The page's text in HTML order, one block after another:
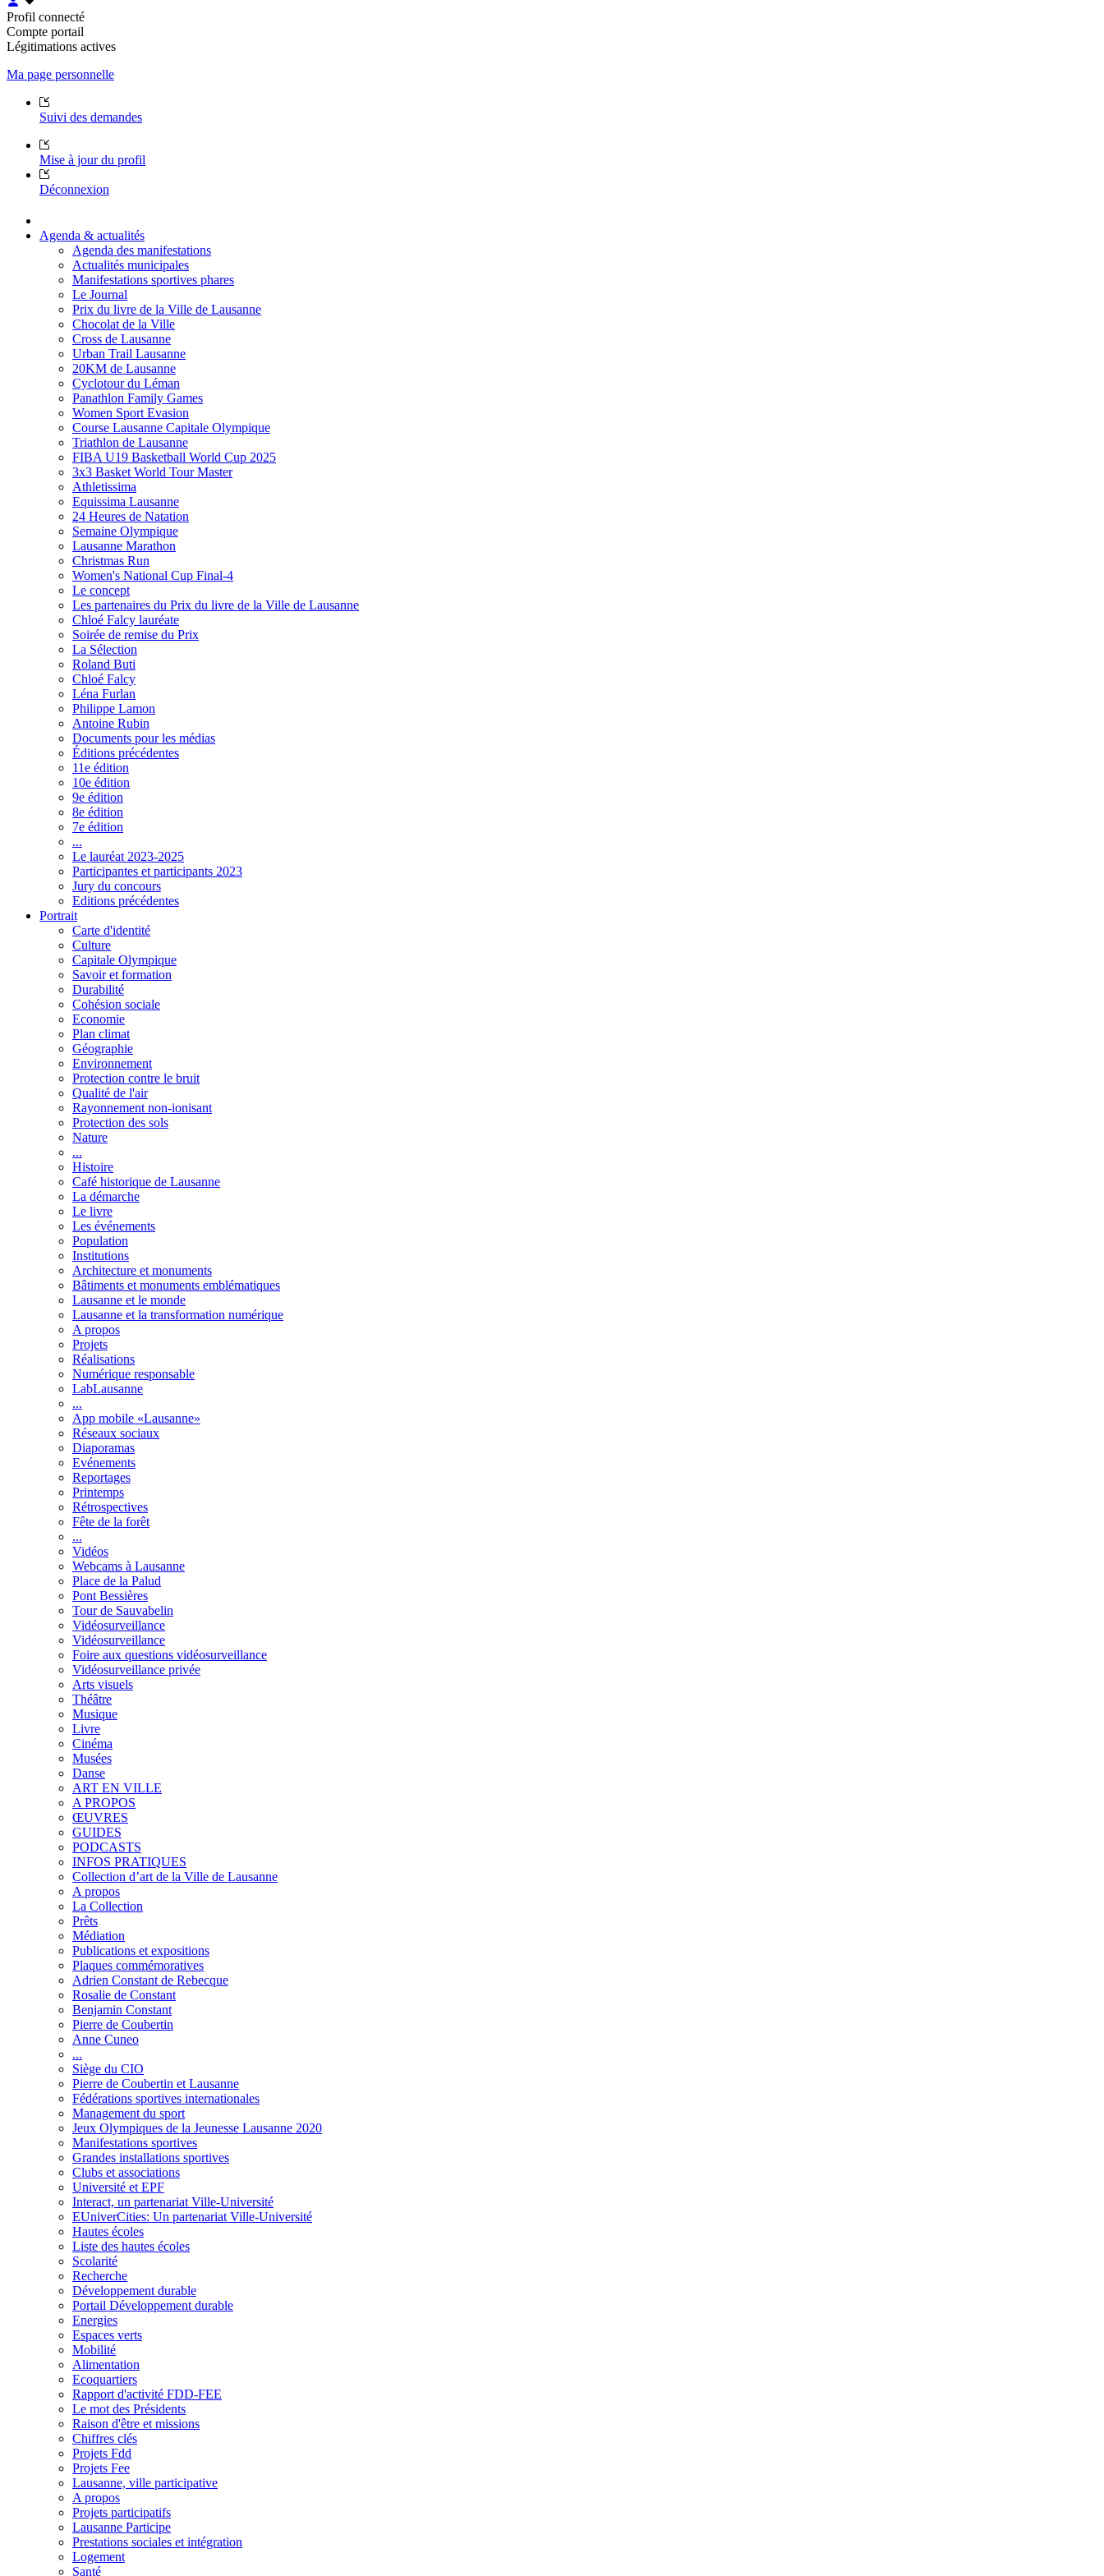
Profil connecté
Compte portail
Légitimations actives
Ma page personnelle
Suivi des demandes
Mise à jour du profil
Déconnexion
Agenda & actualités
Agenda des manifestations
Actualités municipales
Manifestations sportives phares
Le Journal
Prix du livre de la Ville de Lausanne
Chocolat de la Ville
Cross de Lausanne
Urban Trail Lausanne
20KM de Lausanne
Cyclotour du Léman
Panathlon Family Games
Women Sport Evasion
Course Lausanne Capitale Olympique
Triathlon de Lausanne
FIBA U19 Basketball World Cup 2025
3x3 Basket World Tour Master
Athletissima
Equissima Lausanne
24 Heures de Natation
Semaine Olympique
Lausanne Marathon
Christmas Run
Women's National Cup Final-4
Le concept
Les partenaires du Prix du livre de la Ville de Lausanne
Chloé Falcy lauréate
Soirée de remise du Prix
La Sélection
Roland Buti
Chloé Falcy
Léna Furlan
Philippe Lamon
Antoine Rubin
Documents pour les médias
Éditions précédentes
11e édition
10e édition
9e édition
8e édition
7e édition
...
Le lauréat 2023-2025
Participantes et participants 2023
Jury du concours
Editions précédentes
Portrait
Carte d'identité
Culture
Capitale Olympique
Savoir et formation
Durabilité
Cohésion sociale
Economie
Plan climat
Géographie
Environnement
Protection contre le bruit
Qualité de l'air
Rayonnement non-ionisant
Protection des sols
Nature
...
Histoire
Café historique de Lausanne
La démarche
Le livre
Les événements
Population
Institutions
Architecture et monuments
Bâtiments et monuments emblématiques
Lausanne et le monde
Lausanne et la transformation numérique
A propos
Projets
Réalisations
Numérique responsable
LabLausanne
...
App mobile «Lausanne»
Réseaux sociaux
Diaporamas
Evénements
Reportages
Printemps
Rétrospectives
Fête de la forêt
...
Vidéos
Webcams à Lausanne
Place de la Palud
Pont Bessières
Tour de Sauvabelin
Vidéosurveillance
Vidéosurveillance
Foire aux questions vidéosurveillance
Vidéosurveillance privée
Arts visuels
Théâtre
Musique
Livre
Cinéma
Musées
Danse
ART EN VILLE
A PROPOS
ŒUVRES
GUIDES
PODCASTS
INFOS PRATIQUES
Collection d’art de la Ville de Lausanne
A propos
La Collection
Prêts
Médiation
Publications et expositions
Plaques commémoratives
Adrien Constant de Rebecque
Rosalie de Constant
Benjamin Constant
Pierre de Coubertin
Anne Cuneo
...
Siège du CIO
Pierre de Coubertin et Lausanne
Fédérations sportives internationales
Management du sport
Jeux Olympiques de la Jeunesse Lausanne 2020
Manifestations sportives
Grandes installations sportives
Clubs et associations
Université et EPF
Interact, un partenariat Ville-Université
EUniverCities: Un partenariat Ville-Université
Hautes écoles
Liste des hautes écoles
Scolarité
Recherche
Développement durable
Portail Développement durable
Energies
Espaces verts
Mobilité
Alimentation
Ecoquartiers
Rapport d'activité FDD-FEE
Le mot des Présidents
Raison d'être et missions
Chiffres clés
Projets Fdd
Projets Fee
Lausanne, ville participative
A propos
Projets participatifs
Lausanne Participe
Prestations sociales et intégration
Logement
Santé